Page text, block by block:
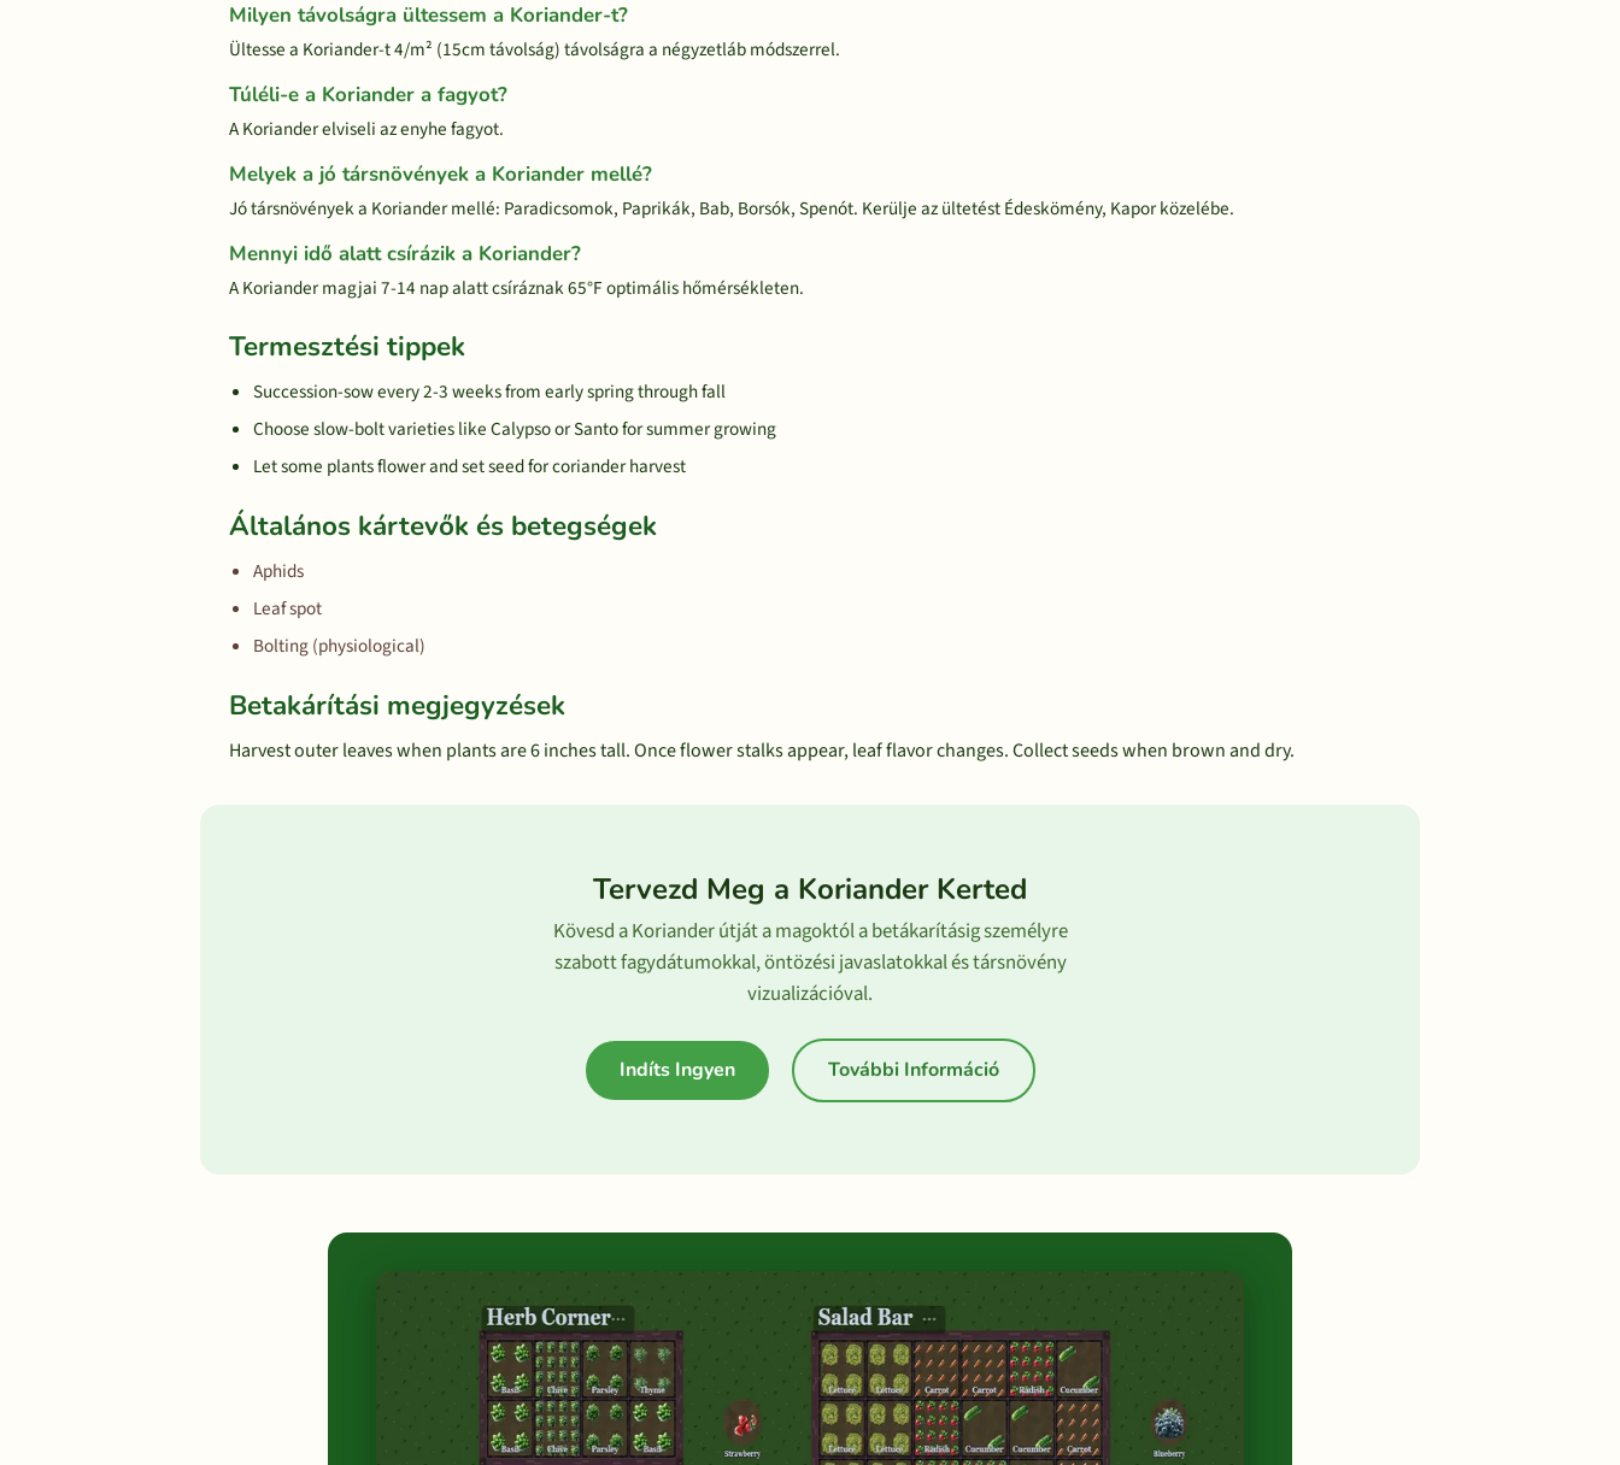
Milyen távolságra ültessem a Koriander-t?
Ültesse a Koriander-t 4/m² (15cm távolság) távolságra a négyzetláb módszerrel.
Túléli-e a Koriander a fagyot?
A Koriander elviseli az enyhe fagyot.
Melyek a jó társnövények a Koriander mellé?
Jó társnövények a Koriander mellé: Paradicsomok, Paprikák, Bab, Borsók, Spenót. Kerülje az ültetést Édeskömény, Kapor közelébe.
Mennyi idő alatt csírázik a Koriander?
A Koriander magjai 7-14 nap alatt csíráznak 65°F optimális hőmérsékleten.
Termesztési tippek
Succession-sow every 2-3 weeks from early spring through fall
Choose slow-bolt varieties like Calypso or Santo for summer growing
Let some plants flower and set seed for coriander harvest
Általános kártevők és betegségek
Aphids
Leaf spot
Bolting (physiological)
Betakárítási megjegyzések
Harvest outer leaves when plants are 6 inches tall. Once flower stalks appear, leaf flavor changes. Collect seeds when brown and dry.
Tervezd Meg a Koriander Kerted
Kövesd a Koriander útját a magoktól a betákarításig személyre
szabott fagydátumokkal, öntözési javaslatokkal és társnövény
vizualizációval.
Indíts Ingyen További Információ